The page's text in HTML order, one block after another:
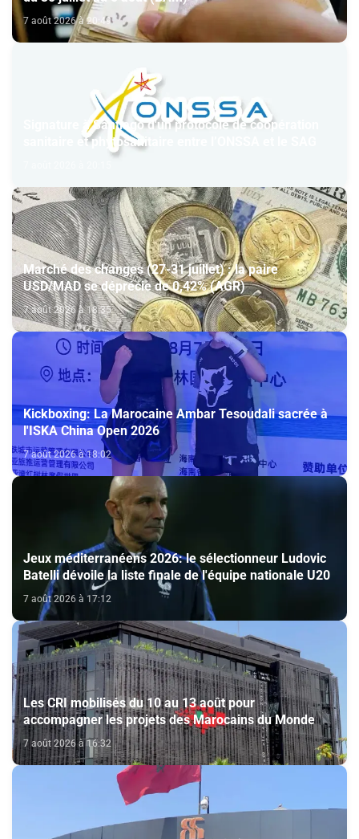
7 août 2026 à 20:49
Signature à Santiago d'un protocole de coopération
sanitaire et phytosanitaire entre l’ONSSA et le SAG
Marché des changes (27-31 juillet) : la paire
USD/MAD se déprécie de 0,42% (AGR)
7 août 2026 à 18:35
Kickboxing: La Marocaine Ambar Tesoudali sacrée à
l'ISKA China Open 2026
7 août 2026 à 18:02
Jeux méditerranéens 2026: le sélectionneur Ludovic
Batelli dévoile la liste finale de l'équipe nationale U20
7 août 2026 à 17:12
Les CRI mobilisés du 10 au 13 août pour
accompagner les projets des Marocains du Monde
7 août 2026 à 16:32